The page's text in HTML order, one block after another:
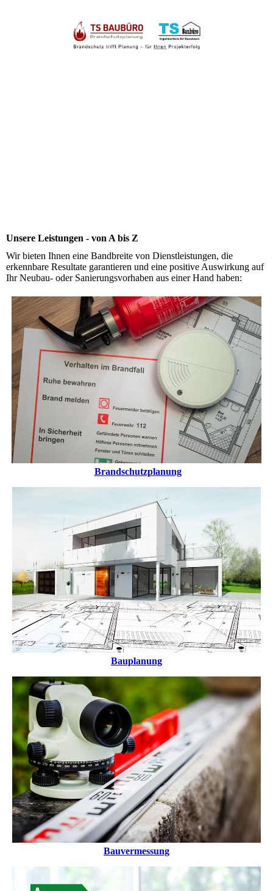
Unsere Leistungen - von A bis Z
Wir bieten Ihnen eine Bandbreite von Dienstleistungen, die
erkennbare Resultate garantieren und eine positive Auswirkung auf
Ihr Neubau- oder Sanierungsvorhaben aus einer Hand haben:
Brandschutzplanung
Bauplanung
Bauvermessung